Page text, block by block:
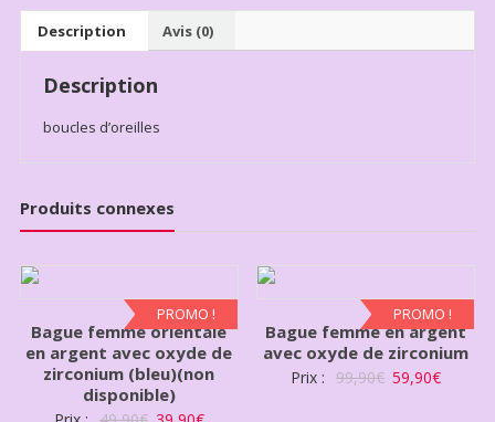
Description Avis (0)
Description
boucles d’oreilles
Produits connexes
PROMO !
Bague femme orientale
en argent avec oxyde de
zirconium (bleu)(non
disponible)
PROMO !
Bague femme en argent
avec oxyde de zirconium
Prix : 99,90€ 59,90€